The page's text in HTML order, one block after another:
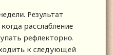
Результат
расслабление
рефлекторно.
к следующей